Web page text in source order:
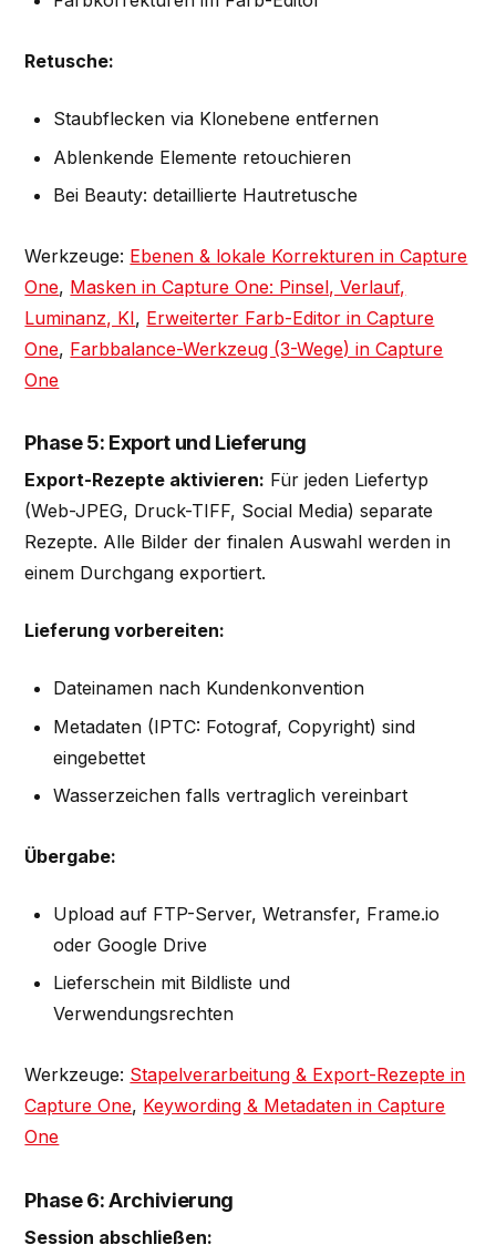
Retusche:
Staubflecken via Klonebene entfernen
Ablenkende Elemente retouchieren
Bei Beauty: detaillierte Hautretusche
Werkzeuge: Ebenen & lokale Korrekturen in Capture
One, Masken in Capture One: Pinsel, Verlauf,
Luminanz, KI, Erweiterter Farb-Editor in Capture
One, Farbbalance-Werkzeug (3-Wege) in Capture
One
Phase 5: Export und Lieferung
Export-Rezepte aktivieren: Für jeden Liefertyp
(Web-JPEG, Druck-TIFF, Social Media) separate
Rezepte. Alle Bilder der finalen Auswahl werden in
einem Durchgang exportiert.
Lieferung vorbereiten:
Dateinamen nach Kundenkonvention
Metadaten (IPTC: Fotograf, Copyright) sind
eingebettet
Wasserzeichen falls vertraglich vereinbart
Übergabe:
Upload auf FTP-Server, Wetransfer, Frame.io
oder Google Drive
Lieferschein mit Bildliste und
Verwendungsrechten
Werkzeuge: Stapelverarbeitung & Export-Rezepte in
Capture One, Keywording & Metadaten in Capture
One
Phase 6: Archivierung
Session abschließen: